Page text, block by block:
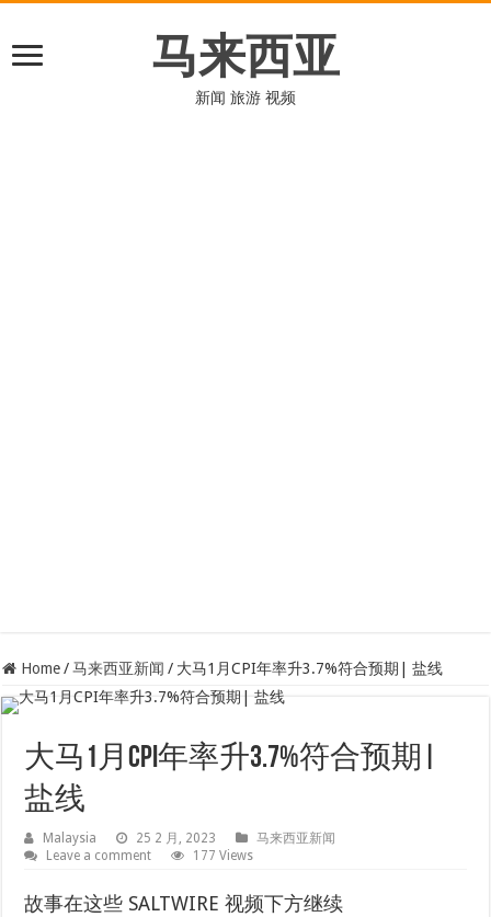
马来西亚
新闻 旅游 视频
Home / 马来西亚新闻 / 大马1月CPI年率升3.7%符合预期| 盐线
大马1月CPI年率升3.7%符合预期|
盐线
Malaysia 25 2 月, 2023
马来西亚新闻
Leave a comment
177 Views
故事在这些 SALTWIRE 视频下方继续